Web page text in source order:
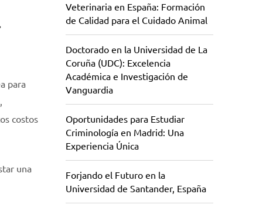
para
costos
una
Veterinaria en España: Formación
de Calidad para el Cuidado Animal
Doctorado en la Universidad de La
Coruña (UDC): Excelencia
Académica e Investigación de
Vanguardia
Oportunidades para Estudiar
Criminología en Madrid: Una
Experiencia Única
Forjando el Futuro en la
Universidad de Santander, España